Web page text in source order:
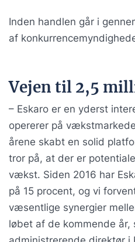
Inden handlen går i
af
Vejen til 2,5
– Eskaro er en yderst
opererer på
årene skabt en solid
tror på, at der er
vækst. Siden 2016 har
på 15 procent, og vi
væsentlige synergier
løbet af de kommende år,